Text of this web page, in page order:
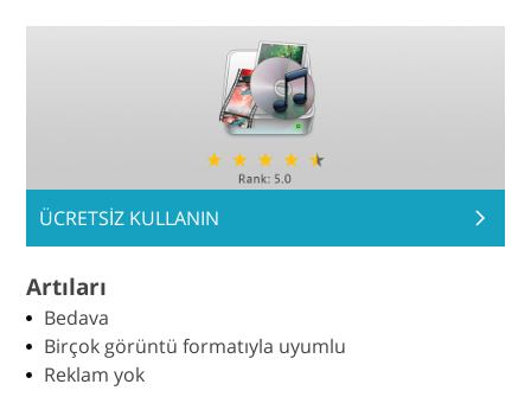
ÜCRETSİZ KULLANIN
Artıları
Bedava
Birçok görüntü formatıyla uyumlu
Reklam yok